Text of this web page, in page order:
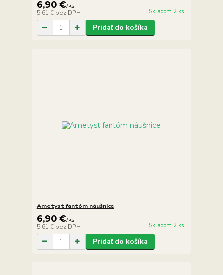
6,90 €/ks
5,61 € bez DPH Skladom 2 ks
Pridať do košíka
Ametyst fantóm náušnice
6,90 €/ks
5,61 € bez DPH Skladom 2 ks
Pridať do košíka